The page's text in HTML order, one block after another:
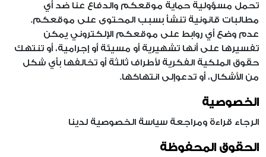
تحمل مسؤولية حماية موقعكم والدفاع عنا ضد أي
مطالبات قانونية تنشأ بسبب المحتوى على موقعكم.
عدم وضع أي روابط على موقعكم الإلكتروني يمكن
تفسيرها على أنها تشهيرية أو مسيئة أو إجرامية، أو تنتهك
حقوق الملكية الفكرية لأطراف ثالثة أو تخالفها بأي شكل
من الأشكال، أو تدعوإلى انتهاكها.
الخصوصية
الرجاء قراءة ومراجعة سياسة الخصوصية لدينا
الحقوق المحفوظة